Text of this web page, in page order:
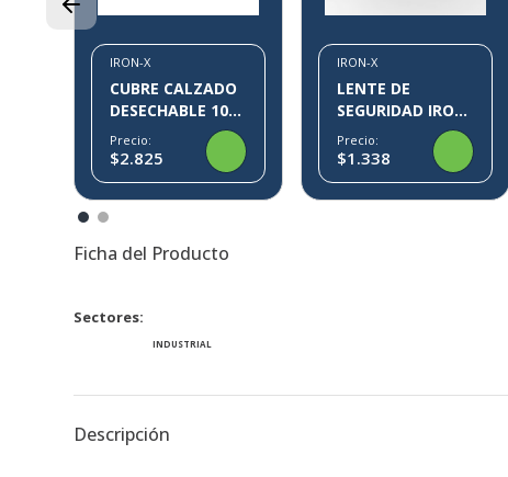
IRON-X
CUBRE CALZADO
DESECHABLE 100
PARES KLIN IRON-
X
Precio:
$2.825
IRON-X
LENTE DE
SEGURIDAD IRON-
X IX09
Precio:
$1.338
Ficha del Producto
Sectores
INDUSTRIAL
Descripción